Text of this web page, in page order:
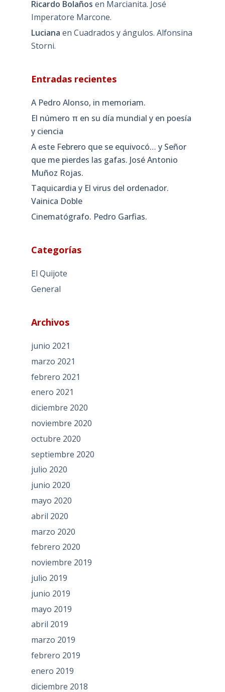
Ricardo Bolaños en Marcianita. José
Imperatore Marcone.
Luciana en Cuadrados y ángulos. Alfonsina
Storni.
Entradas recientes
A Pedro Alonso, in memoriam.
El número π en su día mundial y en poesía
y ciencia
A este Febrero que se equivocó… y Señor
que me pierdes las gafas. José Antonio
Muñoz Rojas.
Taquicardia y El virus del ordenador.
Vainica Doble
Cinematógrafo. Pedro Garfias.
Categorías
El Quijote
General
Archivos
junio 2021
marzo 2021
febrero 2021
enero 2021
diciembre 2020
noviembre 2020
octubre 2020
septiembre 2020
julio 2020
junio 2020
mayo 2020
abril 2020
marzo 2020
febrero 2020
noviembre 2019
julio 2019
junio 2019
mayo 2019
abril 2019
marzo 2019
febrero 2019
enero 2019
diciembre 2018